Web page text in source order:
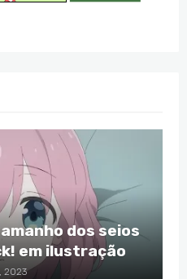
dos seios
em ilustração
2023